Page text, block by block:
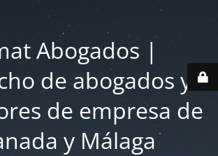
Abogados |
de abogados y
de empresa de
y Málaga